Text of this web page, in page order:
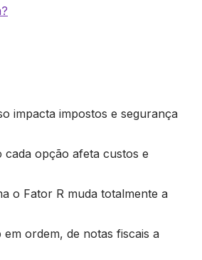
impacta impostos e segurança
cada opção afeta custos e
o Fator R muda totalmente a
ordem, de notas fiscais a